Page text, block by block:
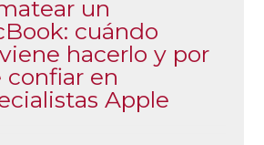
un
cuándo
hacerlo y por
confiar en
Apple